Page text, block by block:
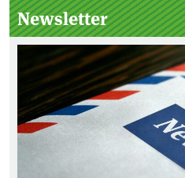
Seitenleiste
Newsletter